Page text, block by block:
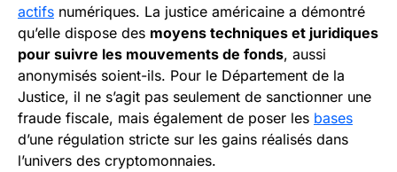
actifs numériques. La justice américaine a démontré
qu’elle dispose des moyens techniques et juridiques
pour suivre les mouvements de fonds, aussi
anonymisés soient-ils. Pour le Département de la
Justice, il ne s’agit pas seulement de sanctionner une
fraude fiscale, mais également de poser les bases
d’une régulation stricte sur les gains réalisés dans
l’univers des cryptomonnaies.